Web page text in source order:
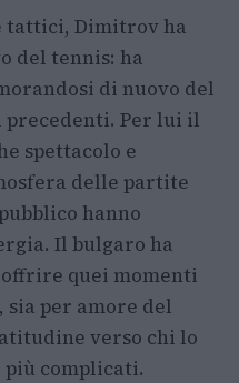
tattici, Dimitrov ha
del tennis: ha
di nuovo del
precedenti. Per lui il
spettacolo e
delle partite
hanno
Il bulgaro ha
quei momenti
sia per amore del
verso chi lo
più complicati.